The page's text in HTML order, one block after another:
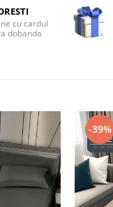
cu cardul
dobanda
-39%